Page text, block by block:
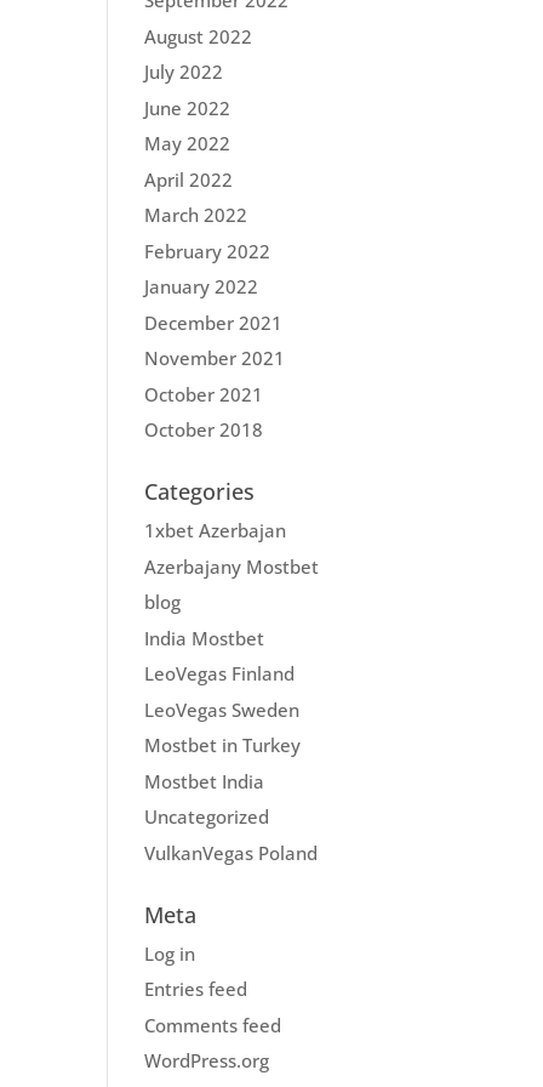
August 2022
July 2022
June 2022
May 2022
April 2022
March 2022
February 2022
January 2022
December 2021
November 2021
October 2021
October 2018
Categories
1xbet Azerbajan
Azerbajany Mostbet
blog
India Mostbet
LeoVegas Finland
LeoVegas Sweden
Mostbet in Turkey
Mostbet India
Uncategorized
VulkanVegas Poland
Meta
Log in
Entries feed
Comments feed
WordPress.org